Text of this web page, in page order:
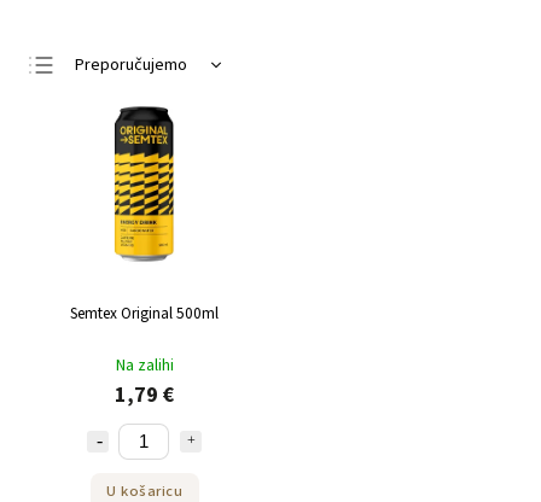
Preporučujemo
Najjeftiniji
Najskuplji
Najprodavanije
Po abecedi
Semtex Original 500ml
Na zalihi
1,79 €
U košaricu